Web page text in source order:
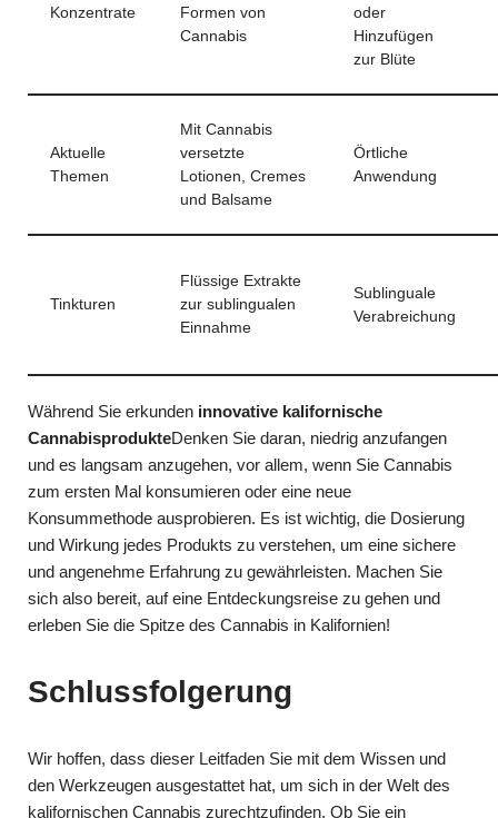
Konzentrate
Formen von
Cannabis
oder
Hinzufügen
zur Blüte
Aktuelle
Themen
Mit Cannabis
versetzte
Lotionen, Cremes
und Balsame
Örtliche
Anwendung
Tinkturen
Flüssige Extrakte
zur sublingualen
Einnahme
Sublinguale
Verabreichung
Während Sie erkunden innovative kalifornische
CannabisprodukteDenken Sie daran, niedrig anzufangen
und es langsam anzugehen, vor allem, wenn Sie Cannabis
zum ersten Mal konsumieren oder eine neue
Konsummethode ausprobieren. Es ist wichtig, die Dosierung
und Wirkung jedes Produkts zu verstehen, um eine sichere
und angenehme Erfahrung zu gewährleisten. Machen Sie
sich also bereit, auf eine Entdeckungsreise zu gehen und
erleben Sie die Spitze des Cannabis in Kalifornien!
Schlussfolgerung
Wir hoffen, dass dieser Leitfaden Sie mit dem Wissen und
den Werkzeugen ausgestattet hat, um sich in der Welt des
kalifornischen Cannabis zurechtzufinden. Ob Sie ein